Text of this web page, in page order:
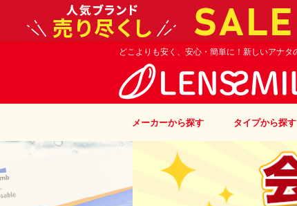
どこよりも安く、安心・簡単に！新しいアナ
メーカーから探す タイプから探す